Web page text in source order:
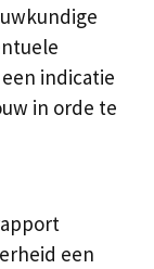
indicatie
in orde te
een